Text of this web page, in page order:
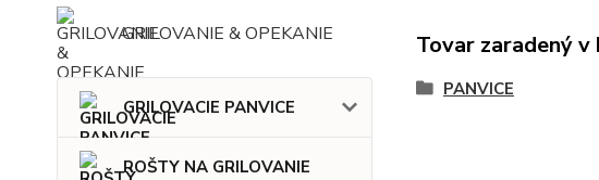
GRILOVANIE & OPEKANIE
GRILOVACIE PANVICE
ROŠTY NA GRILOVANIE
Tovar zaradený
PANVICE